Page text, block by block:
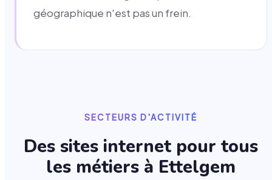
géographique n'est pas un frein.
SECTEURS D'ACTIVITÉ
Des sites internet pour tous
les métiers à Ettelgem